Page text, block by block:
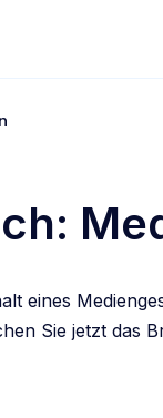
eines
Sie jetzt das